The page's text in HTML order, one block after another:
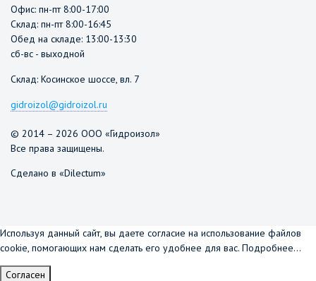
Офис: пн-пт 8:00-17:00
Склад: пн-пт 8:00-16:45
Обед на складе: 13:00-13:30
сб-вс - выходной
Склад: Косинское шоссе, вл. 7
gidroizol@gidroizol.ru
© 2014 – 2026 ООО «Гидроизол»
Все права защищены.
Сделано в «Dilectum»
Используя данный сайт, вы даете согласие на использование файлов
cookie, помогающих нам сделать его удобнее для вас. Подробнее...
Согласен